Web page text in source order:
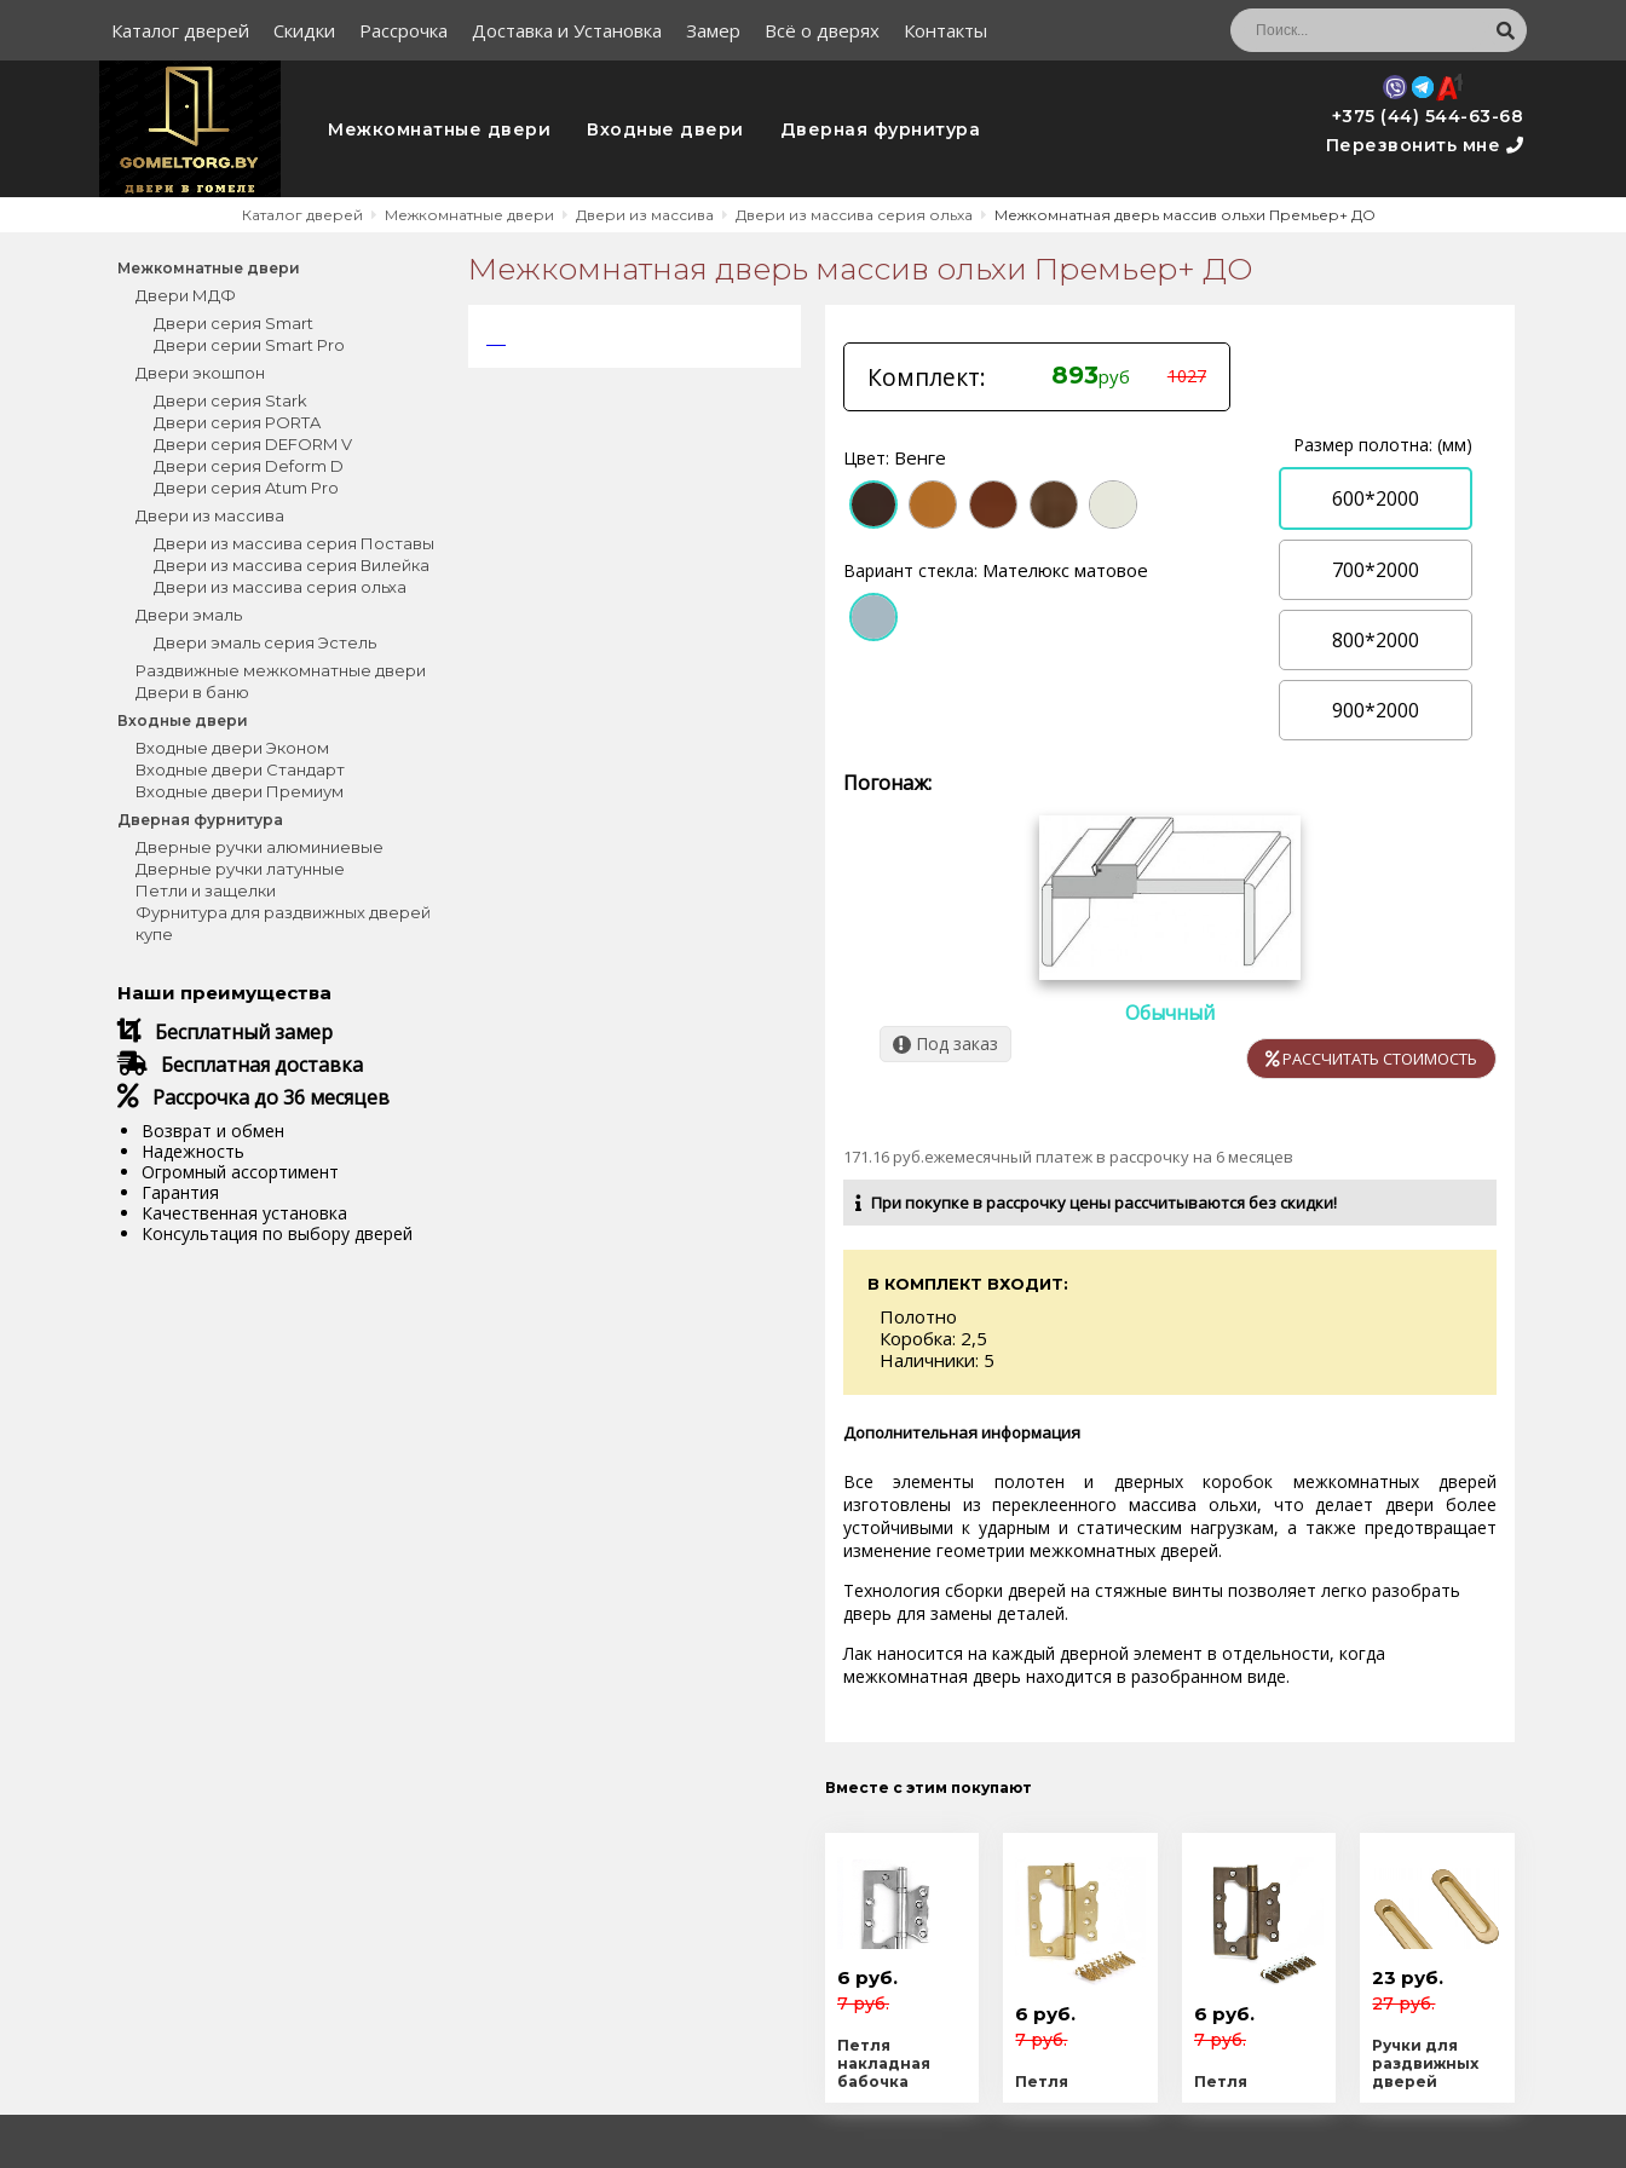
Каталог дверей Скидки Рассрочка Доставка и Установка Замер Всё о дверях Контакты
Межкомнатные двери Входные двери Дверная фурнитура
+375 (44) 544-63-68
Перезвонить мне
Каталог дверей Межкомнатные двери Двери из массива Двери из массива серия ольха Межкомнатная дверь массив ольхи Премьер+ ДО
Межкомнатные двери
Двери МДФ
Двери серия Smart
Двери серии Smart Pro
Двери экошпон
Двери серия Stark
Двери серия PORTA
Двери серия DEFORM V
Двери серия Deform D
Двери серия Atum Pro
Двери из массива
Двери из массива серия Поставы
Двери из массива серия Вилейка
Двери из массива серия ольха
Двери эмаль
Двери эмаль серия Эстель
Раздвижные межкомнатные двери
Двери в баню
Входные двери
Входные двери Эконом
Входные двери Стандарт
Входные двери Премиум
Дверная фурнитура
Дверные ручки алюминиевые
Дверные ручки латунные
Петли и защелки
Фурнитура для раздвижных дверей
купе
Наши преимущества
Бесплатный замер
Бесплатная доставка
Рассрочка до 36 месяцев
Возврат и обмен
Надежность
Огромный ассортимент
Гарантия
Качественная установка
Консультация по выбору дверей
Межкомнатная дверь массив ольхи Премьер+ ДО
Комплект: 893руб 1027
Цвет: Венге
Вариант стекла: Мателюкс матовое
Размер полотна: (мм)
600*2000
700*2000
800*2000
900*2000
Погонаж:
Обычный
РАССЧИТАТЬ СТОИМОСТЬ
Под заказ
171.16 руб.ежемесячный платеж в рассрочку на 6 месяцев
При покупке в рассрочку цены рассчитываются без скидки!
В КОМПЛЕКТ ВХОДИТ:
Полотно
Коробка: 2,5
Наличники: 5
Дополнительная информация
Все элементы полотен и дверных коробок межкомнатных дверей
изготовлены из переклеенного массива ольхи, что делает двери более
устойчивыми к ударным и статическим нагрузкам, а также предотвращает
изменение геометрии межкомнатных дверей.
Технология сборки дверей на стяжные винты позволяет легко разобрать
дверь для замены деталей.
Лак наносится на каждый дверной элемент в отдельности, когда
межкомнатная дверь находится в разобранном виде.
Вместе с этим покупают
6 руб.
7 руб.
Петля
накладная
бабочка
6 руб.
7 руб.
Петля
6 руб.
7 руб.
Петля
23 руб.
27 руб.
Ручки для
раздвижных
дверей